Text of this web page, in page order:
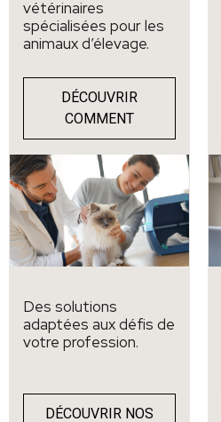
vétérinaires
spécialisées pour les
animaux d’élevage.
DÉCOUVRIR
COMMENT
Des solutions
adaptées aux défis de
votre profession.
DÉCOUVRIR NOS